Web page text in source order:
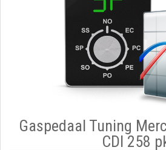
Gaspedaal Tuning
CDI 258